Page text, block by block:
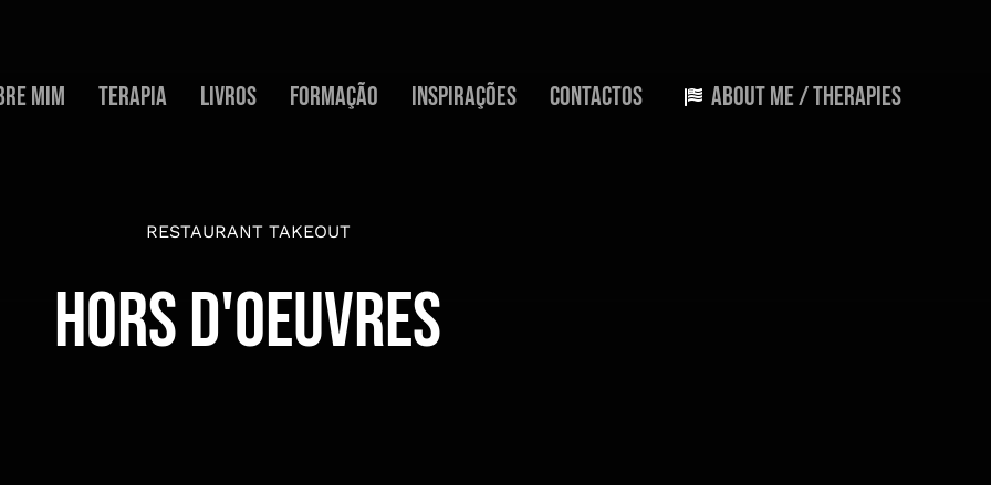
mim Terapia Livros Formação Inspirações Contactos About me / therapies
RESTAURANT TAKEOUT
HORS D'OEUVRES